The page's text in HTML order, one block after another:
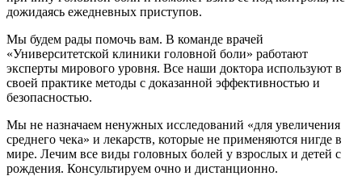
дожидаясь ежедневных приступов.
Мы будем рады помочь вам. В команде врачей
«Университетской клиники головной боли» работают
эксперты мирового уровня. Все наши доктора используют в
своей практике методы с доказанной эффективностью и
безопасностью.
Мы не назначаем ненужных исследований «для увеличения
среднего чека» и лекарств, которые не применяются нигде в
мире. Лечим все виды головных болей у взрослых и детей с
рождения. Консультируем очно и дистанционно.